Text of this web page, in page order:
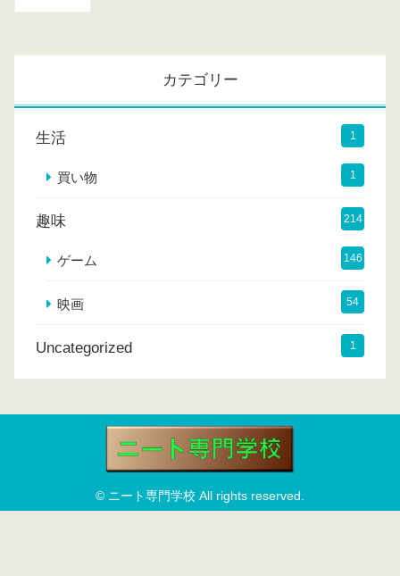
ー
イ
カテゴリー
生活 1
買い物 1
趣味 214
ゲーム 146
映画 54
Uncategorized 1
© ニート専門学校 All rights reserved.